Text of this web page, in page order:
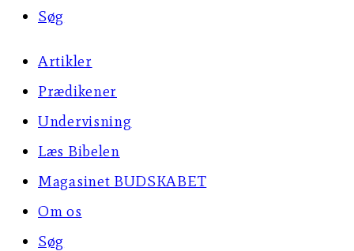
Søg
Artikler
Prædikener
Undervisning
Læs Bibelen
Magasinet BUDSKABET
Om os
Søg